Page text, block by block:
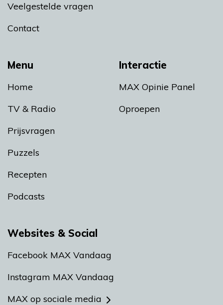
Menu
Home
TV & Radio
Prijsvragen
Puzzels
Recepten
Podcasts
Interactie
MAX Opinie Panel
Oproepen
Veelgestelde vragen
Contact
Websites & Social
Facebook MAX Vandaag
Instagram MAX Vandaag
MAX op sociale media